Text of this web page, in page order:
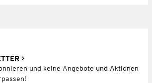
und keine Angebote und Aktionen